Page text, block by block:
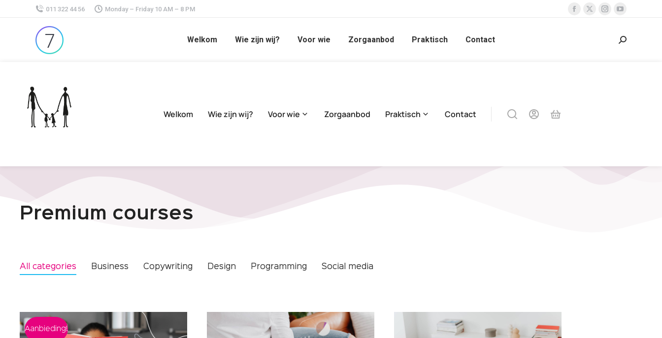
011 322 44 56 Monday – Friday 10 AM – 8 PM
Welkom Wie zijn wij? Voor wie Zorgaanbod Praktisch Contact
Welkom Wie zijn wij? Voor wie Zorgaanbod Praktisch Contact
Premium courses
All categories Business Copywriting Design Programming Social media
Aanbieding!